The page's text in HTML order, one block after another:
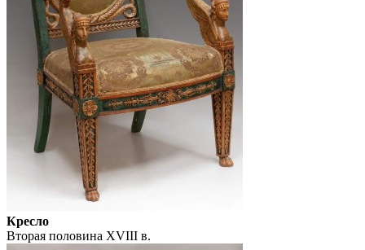
Кресло
Вторая половина XVIII в.